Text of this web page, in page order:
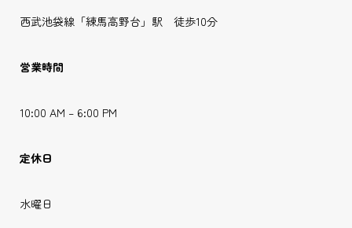
西武池袋線「練馬高野台」駅 徒歩10分
営業時間
10:00 AM – 6:00 PM
定休日
水曜日